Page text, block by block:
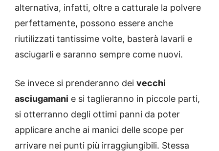
alternativa, infatti, oltre a catturale la polvere
perfettamente, possono essere anche
riutilizzati tantissime volte, basterà lavarli e
asciugarli e saranno sempre come nuovi.
Se invece si prenderanno dei vecchi
asciugamani e si taglieranno in piccole parti,
si otterranno degli ottimi panni da poter
applicare anche ai manici delle scope per
arrivare nei punti più irraggiungibili. Stessa